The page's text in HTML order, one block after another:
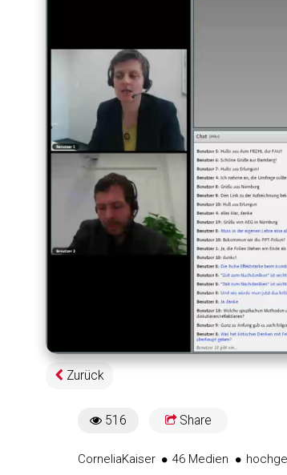
Zurück
516 Share
CorneliaKaiser 46 Medien